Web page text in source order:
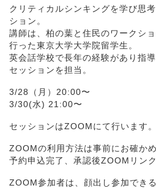
クリティカルシンキングを学び思
ション。
講師は、柏の葉と住民のワークシ
行った東京大学大学院留学生。
英会話学校で長年の経験があり指
セッションを担当。
3/28（月）20:00〜
3/30(水) 21:00〜
セッションはZOOMにて行います。
ZOOMの利用方法は事前にお確かめ
予約申込完了、承認後ZOOMリン
ZOOM参加者は、顔出し参加でき